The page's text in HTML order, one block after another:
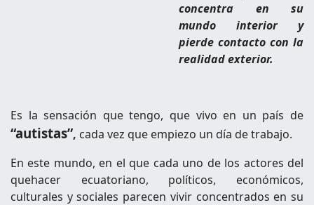
concentra en su
mundo interior y
pierde contacto con la
realidad exterior.
Es la sensación que tengo, que vivo en un país de
“autistas”, cada vez que empiezo un día de trabajo.
En este mundo, en el que cada uno de los actores del
quehacer ecuatoriano, políticos, económicos,
culturales y sociales parecen vivir concentrados en su